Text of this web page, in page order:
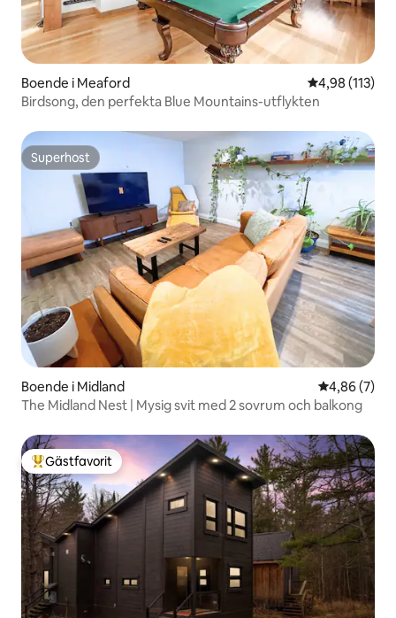
Boende i Meaford 4,98 av 5 i
4,98 (113)
Birdsong, den perfekta Blue Mountains-utflykten
Superhost
Superhost
Boende i Midland 4,86 av 5 i
4,86 (7)
The Midland Nest | Mysig svit med 2 sovrum och balkong
Populär gästfavorit
Gästfavorit